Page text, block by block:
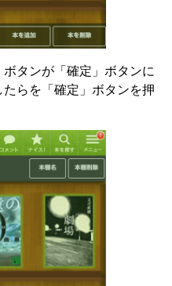
タンが「確定」ボタンに
らを「確定」ボタンを押